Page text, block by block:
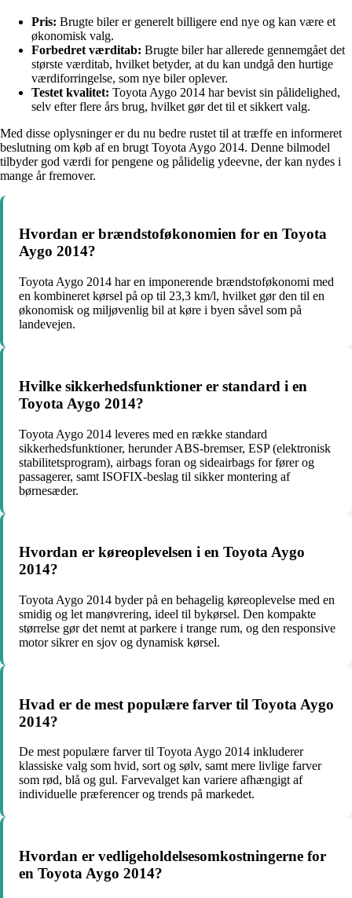
Pris: Brugte biler er generelt billigere end nye og kan være et
økonomisk valg.
Forbedret værditab: Brugte biler har allerede gennemgået det
største værditab, hvilket betyder, at du kan undgå den hurtige
værdiforringelse, som nye biler oplever.
Testet kvalitet: Toyota Aygo 2014 har bevist sin pålidelighed,
selv efter flere års brug, hvilket gør det til et sikkert valg.
Med disse oplysninger er du nu bedre rustet til at træffe en informeret
beslutning om køb af en brugt Toyota Aygo 2014. Denne bilmodel
tilbyder god værdi for pengene og pålidelig ydeevne, der kan nydes i
mange år fremover.
Hvordan er brændstoføkonomien for en Toyota
Aygo 2014?
Toyota Aygo 2014 har en imponerende brændstoføkonomi med
en kombineret kørsel på op til 23,3 km/l, hvilket gør den til en
økonomisk og miljøvenlig bil at køre i byen såvel som på
landevejen.
Hvilke sikkerhedsfunktioner er standard i en
Toyota Aygo 2014?
Toyota Aygo 2014 leveres med en række standard
sikkerhedsfunktioner, herunder ABS-bremser, ESP (elektronisk
stabilitetsprogram), airbags foran og sideairbags for fører og
passagerer, samt ISOFIX-beslag til sikker montering af
børnesæder.
Hvordan er køreoplevelsen i en Toyota Aygo
2014?
Toyota Aygo 2014 byder på en behagelig køreoplevelse med en
smidig og let manøvrering, ideel til bykørsel. Den kompakte
størrelse gør det nemt at parkere i trange rum, og den responsive
motor sikrer en sjov og dynamisk kørsel.
Hvad er de mest populære farver til Toyota Aygo
2014?
De mest populære farver til Toyota Aygo 2014 inkluderer
klassiske valg som hvid, sort og sølv, samt mere livlige farver
som rød, blå og gul. Farvevalget kan variere afhængigt af
individuelle præferencer og trends på markedet.
Hvordan er vedligeholdelsesomkostningerne for
en Toyota Aygo 2014?